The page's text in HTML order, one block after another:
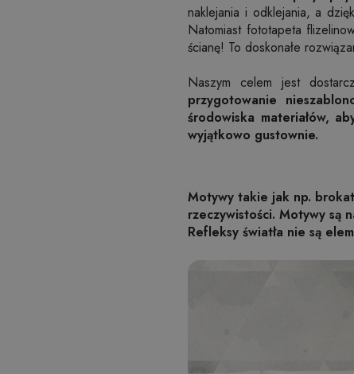
naklejania i odklejania, a
Natomiast fototapeta
ścianę! To doskonałe
Naszym celem jest
przygotowanie
środowiska materiałów,
wyjątkowo gustownie.
Motywy takie jak np.
rzeczywistości. Motywy są
Refleksy światła nie są